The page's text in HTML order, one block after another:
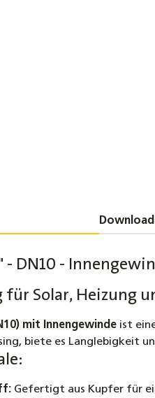
- DN10 -
Solar, Heizung
mit Innengewinde ist
biete es Langlebigkeit
Gefertigt aus Kupfer für